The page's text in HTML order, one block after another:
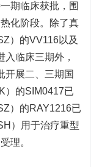
期临床获批，围
化阶段。
除了真
） 的VV116以及
临床三期外，
开展二、三期国
）的SIM0417已
）的RAY1216已
）用于治疗重型
理。